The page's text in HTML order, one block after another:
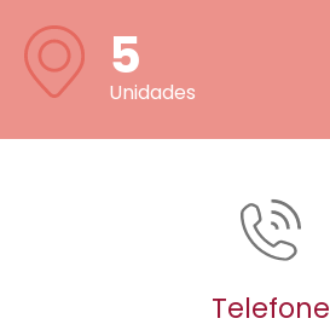
5
Unidades
Telefone